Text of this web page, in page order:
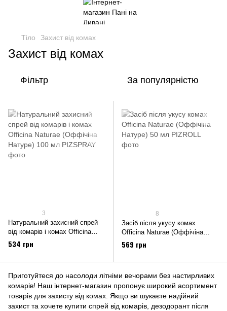
Тіло Захист від комах
Захист від комах
Фільтр За популярністю
3
Натуральний захисний спрей
від комарів і комах Officina
Naturae (Оффічіна Натуре) 100
534 грн
8
Засіб після укусу комах
Officina Naturae (Оффічіна
Натуре) 50 мл
569 грн
Приготуйтеся до насолоди літніми вечорами без настирливих
комарів! Наш інтернет-магазин пропонує широкий асортимент
товарів для захисту від комах. Якщо ви шукаєте надійний
захист та хочете купити спрей від комарів, дезодорант після